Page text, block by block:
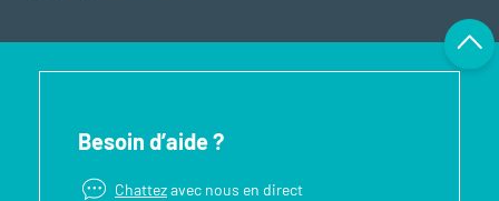
Besoin d’aide ?
Chattezavec nous en direct